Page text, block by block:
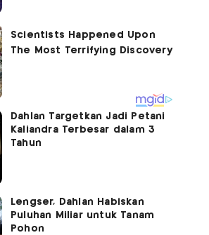
Dahlan Targetkan Jadi Petani
Kaliandra Terbesar dalam 3
Tahun
Lengser, Dahlan Habiskan
Puluhan Miliar untuk Tanam
Pohon